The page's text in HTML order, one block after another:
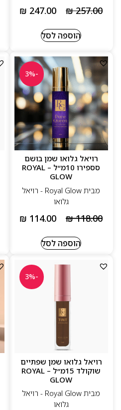
₪257.00
₪ 247.00
הוספה לסל
-3%
רויאל גלואו שמן בושם
סספירו 10מ״ל – ROYAL
GLOW
מבית Royal Glow - רויאל
גלואו
₪118.00
₪ 114.00
הוספה לסל
-3%
רויאל גלואו שמן שפתיים
שוקולד 15מ״ל – ROYAL
GLOW
מבית Royal Glow - רויאל
גלואו